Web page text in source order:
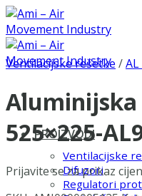
Skip
to
content
PROIZVODI
Ventilacijske
Difuzori
Regulatori
Ventilacijske rešetke /
Aluminijska
525×225-
Prijavite se za prikaz